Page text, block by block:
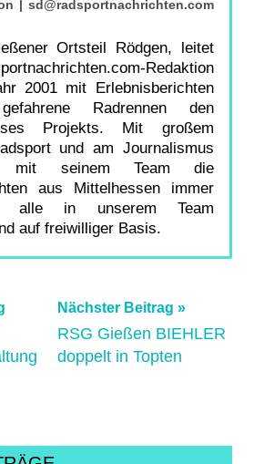
| sd@radsportnachrichten.com
Ortsteil Rödgen, leitet
Redaktion
2001 mit Erlebnisberichten
Radrennen den
Projekts. Mit großem
und am Journalismus
mit seinem Team die
aus Mittelhessen immer
in unserem Team
auf freiwilliger Basis.
Nächster Beitrag
RSG Gießen BIEHLER
doppelt in Topten